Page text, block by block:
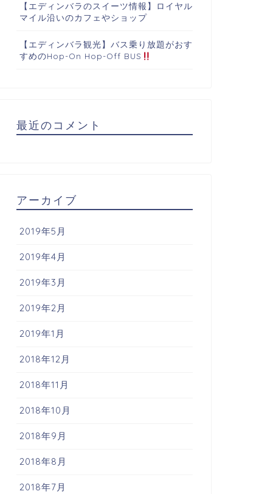
【エディンバラのスイーツ情報】ロイヤル
マイル沿いのカフェやショップ
【エディンバラ観光】バス乗り放題がおす
すめのHop-On Hop-Off BUS
最近のコメント
アーカイブ
2019年5月
2019年4月
2019年3月
2019年2月
2019年1月
2018年12月
2018年11月
2018年10月
2018年9月
2018年8月
2018年7月